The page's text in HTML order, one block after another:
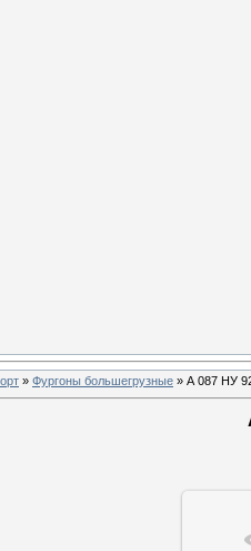
» Фургоны большегрузные » А 087 НУ